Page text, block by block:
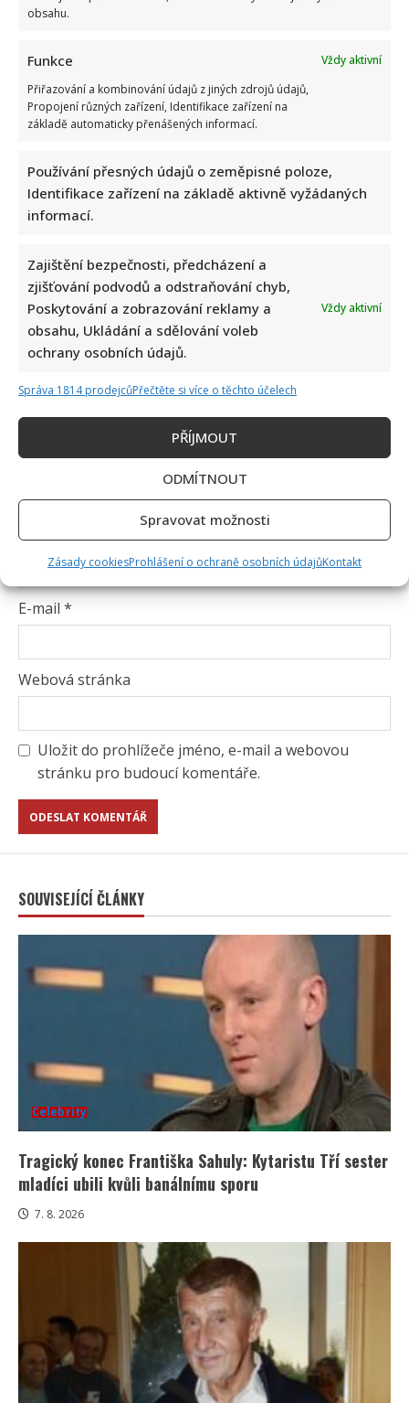
obsahu.
Funkce
Vždy aktivní
Přiřazování a kombinování údajů z jiných zdrojů údajů,
Propojení různých zařízení, Identifikace zařízení na
základě automaticky přenášených informací.
Používání přesných údajů o zeměpisné poloze,
Identifikace zařízení na základě aktivně vyžádaných
informací.
Zajištění bezpečnosti, předcházení a
zjišťování podvodů a odstraňování chyb,
Poskytování a zobrazování reklamy a
obsahu, Ukládání a sdělování voleb
ochrany osobních údajů.
Vždy aktivní
Správa 1814 prodejcůPřečtěte si více o těchto účelech
PŘÍJMOUT
ODMÍTNOUT
Spravovat možnosti
Zásady cookiesProhlášení o ochraně osobních údajůKontakt
Napsat komentář
Vaše e-mailová adresa nebude zveřejněna.
Komentář *
Jméno*
E-mail *
Webová stránka
Uložit do prohlížeče jméno, e-mail a webovou
stránku pro budoucí komentáře.
SOUVISEJÍCÍ ČLÁNKY
Celebrity
Tragický konec Františka Sahuly: Kytaristu Tří sester
mladíci ubili kvůli banálnímu sporu
7. 8. 2026